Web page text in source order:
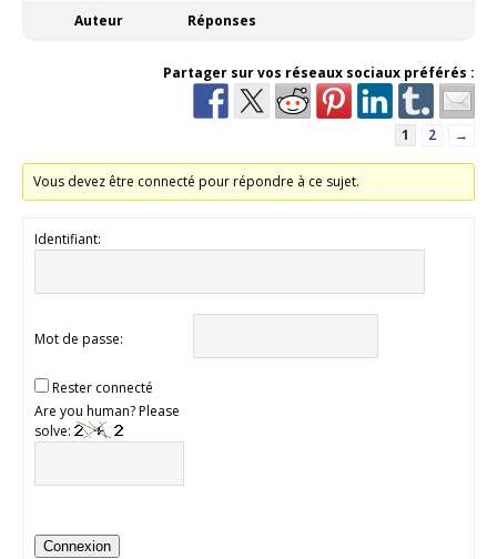
Auteur Réponses
Partager sur vos réseaux sociaux préférés :
1 2 →
Vous devez être connecté pour répondre à ce sujet.
Identifiant:
Mot de passe:
Rester connecté
Are you human? Please
solve:
Connexion